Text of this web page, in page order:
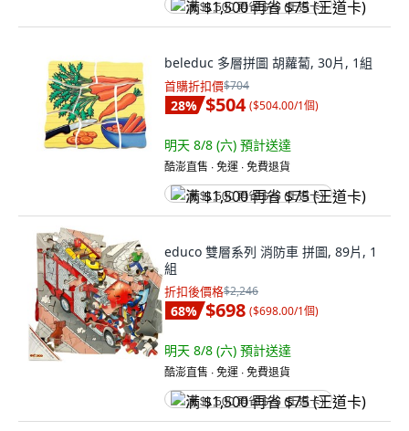
满 $1,500 再省 $75 (王道卡)
beleduc 多層拼圖 胡蘿蔔, 30片, 1組
首購折扣價$704
28% $504 ($504.00/1個)
明天 8/8 (六) 預計送達
酷澎直售 ∙ 免運 ∙ 免費退貨
满 $1,500 再省 $75 (王道卡)
educo 雙層系列 消防車 拼圖, 89片, 1
組
折扣後價格$2,246
68% $698 ($698.00/1個)
明天 8/8 (六) 預計送達
酷澎直售 ∙ 免運 ∙ 免費退貨
满 $1,500 再省 $75 (王道卡)